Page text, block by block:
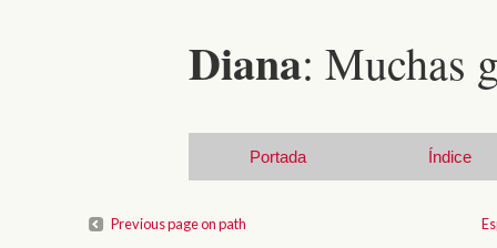
Diana: Muchas
Portada Índice
Previous page on path